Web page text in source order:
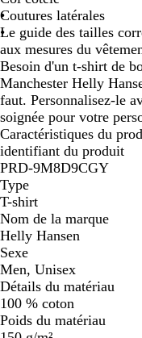
Coutures latérales
Le guide des tailles
aux mesures du
Besoin d'un t-shirt de
Manchester Helly
faut. Personnalisez-le
soignée pour votre
Caractéristiques du
identifiant du produit
PRD-9M8D9CGY
Type
T-shirt
Nom de la marque
Helly Hansen
Sexe
Men, Unisex
Détails du matériau
100 % coton
Poids du matériau